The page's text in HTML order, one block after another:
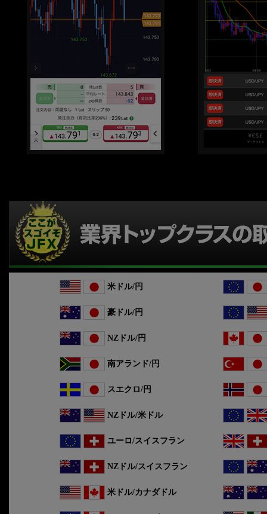
米ドル/円
豪ドル/円
NZドル/円
南アランド/円
スエクロ/円
NZドル/米ドル
ユーロ/スイスフラン
NZドル/スイスフラン
米ドル/カナダドル